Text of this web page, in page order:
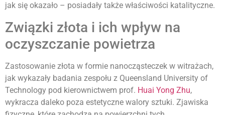
jak się okazało – posiadały także właściwości katalityczne.
Związki złota i ich wpływ na
oczyszczanie powietrza
Zastosowanie złota w formie nanocząsteczek w witrażach,
jak wykazały badania zespołu z Queensland University of
Technology pod kierownictwem prof. Huai Yong Zhu,
wykracza daleko poza estetyczne walory sztuki. Zjawiska